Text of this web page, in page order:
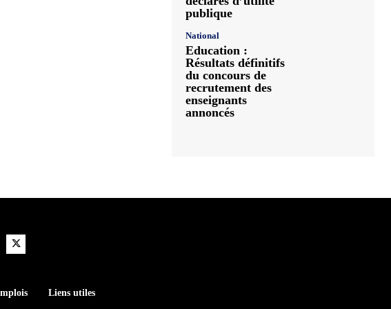
publique
National
Education :
Résultats définitifs
du concours de
recrutement des
enseignants
annoncés
Liens utiles